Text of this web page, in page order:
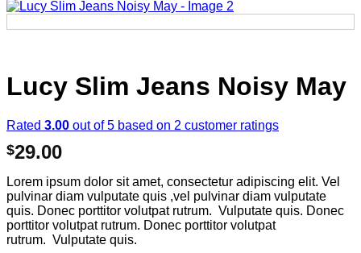
Lucy Slim Jeans Noisy May
Rated 3.00 out of 5 based on 2 customer ratings
$29.00
Lorem ipsum dolor sit amet, consectetur adipiscing elit. Vel
pulvinar diam vulputate quis ,vel pulvinar diam vulputate
quis. Donec porttitor volutpat rutrum. Vulputate quis. Donec
porttitor volutpat rutrum. Donec porttitor volutpat
rutrum. Vulputate quis.